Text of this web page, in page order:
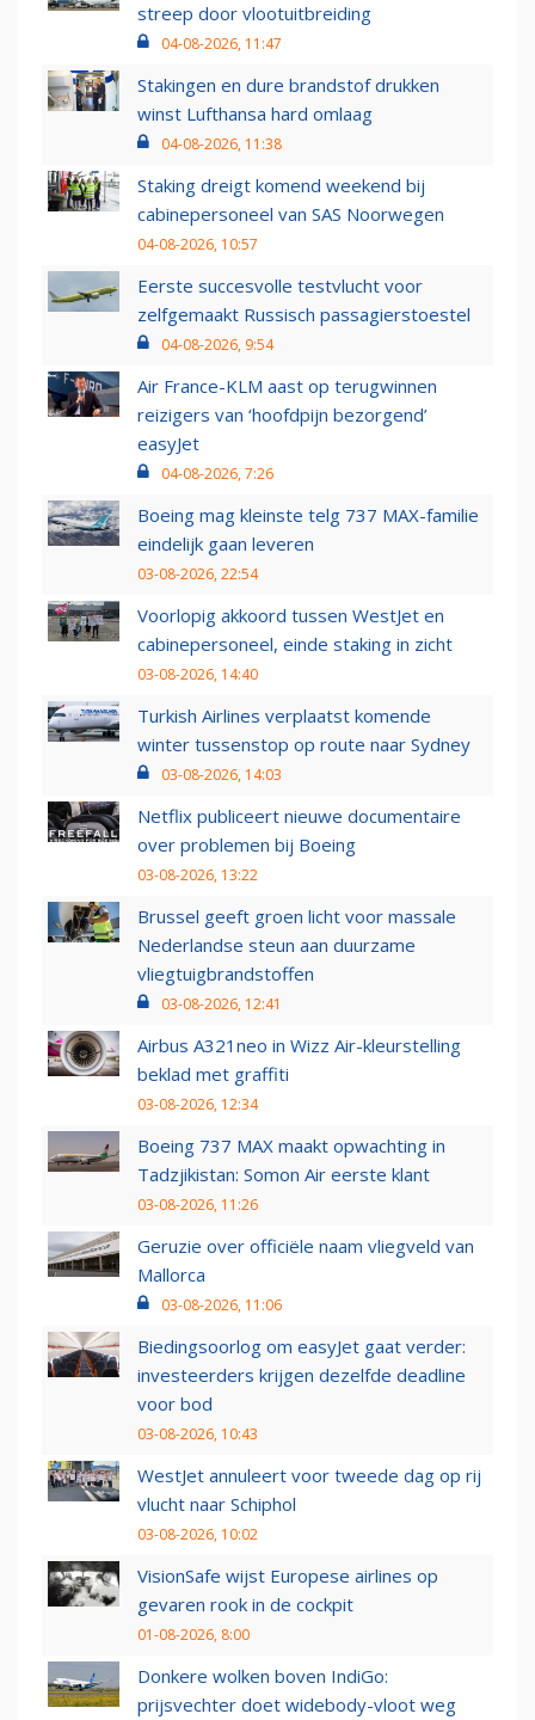
streep door vlootuitbreiding
04-08-2026, 11:47
Stakingen en dure brandstof drukken
winst Lufthansa hard omlaag
04-08-2026, 11:38
Staking dreigt komend weekend bij
cabinepersoneel van SAS Noorwegen
04-08-2026, 10:57
Eerste succesvolle testvlucht voor
zelfgemaakt Russisch passagierstoestel
04-08-2026, 9:54
Air France-KLM aast op terugwinnen
reizigers van ‘hoofdpijn bezorgend’
easyJet
04-08-2026, 7:26
Boeing mag kleinste telg 737 MAX-familie
eindelijk gaan leveren
03-08-2026, 22:54
Voorlopig akkoord tussen WestJet en
cabinepersoneel, einde staking in zicht
03-08-2026, 14:40
Turkish Airlines verplaatst komende
winter tussenstop op route naar Sydney
03-08-2026, 14:03
Netflix publiceert nieuwe documentaire
over problemen bij Boeing
03-08-2026, 13:22
Brussel geeft groen licht voor massale
Nederlandse steun aan duurzame
vliegtuigbrandstoffen
03-08-2026, 12:41
Airbus A321neo in Wizz Air-kleurstelling
beklad met graffiti
03-08-2026, 12:34
Boeing 737 MAX maakt opwachting in
Tadzjikistan: Somon Air eerste klant
03-08-2026, 11:26
Geruzie over officiële naam vliegveld van
Mallorca
03-08-2026, 11:06
Biedingsoorlog om easyJet gaat verder:
investeerders krijgen dezelfde deadline
voor bod
03-08-2026, 10:43
WestJet annuleert voor tweede dag op rij
vlucht naar Schiphol
03-08-2026, 10:02
VisionSafe wijst Europese airlines op
gevaren rook in de cockpit
01-08-2026, 8:00
Donkere wolken boven IndiGo:
prijsvechter doet widebody-vloot weg